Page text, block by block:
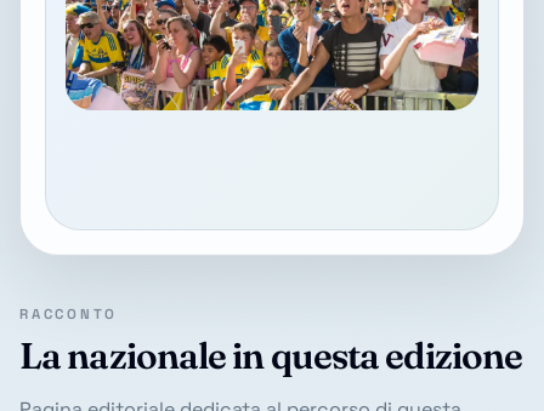
RACCONTO
La nazionale in questa edizione